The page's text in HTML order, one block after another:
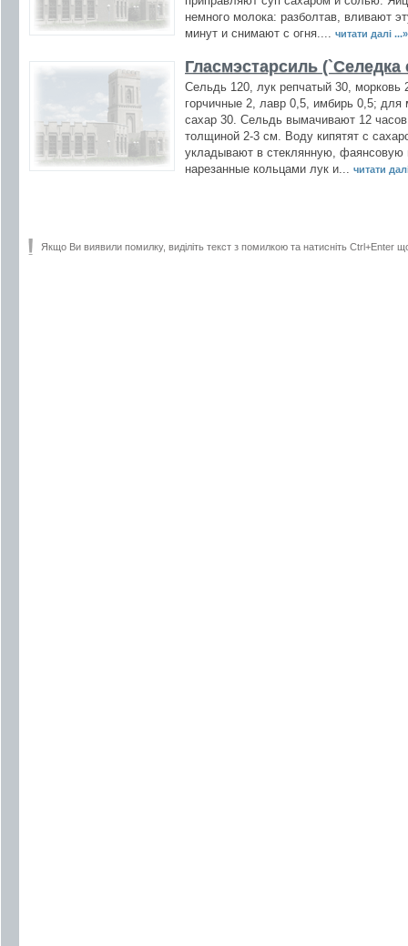
немного молока: разболтав, вливают
минут и снимают с огня....
читати далі ...»
Гласмэстарсиль (`Селедка
Сельдь 120, лук репчатый 30,
горчичные 2, лавр 0,5, имбирь 0,5; для
сахар 30. Сельдь вымачивают 12
толщиной 2-3 см. Воду кипятят с
укладывают в стеклянную,
нарезанные кольцами лук и...
читати
Якщо Ви виявили помилку, виділіть текст з помилкою та натисніть Ctrl+Enter